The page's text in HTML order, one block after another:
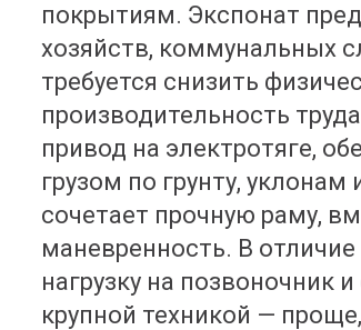
покрытиям. Экспонат
хозяйств, коммунальных
требуется снизить
производительность
привод на электротяге,
грузом по грунту,
сочетает прочную раму,
маневренность. В
нагрузку на позвоночник
крупной техникой —